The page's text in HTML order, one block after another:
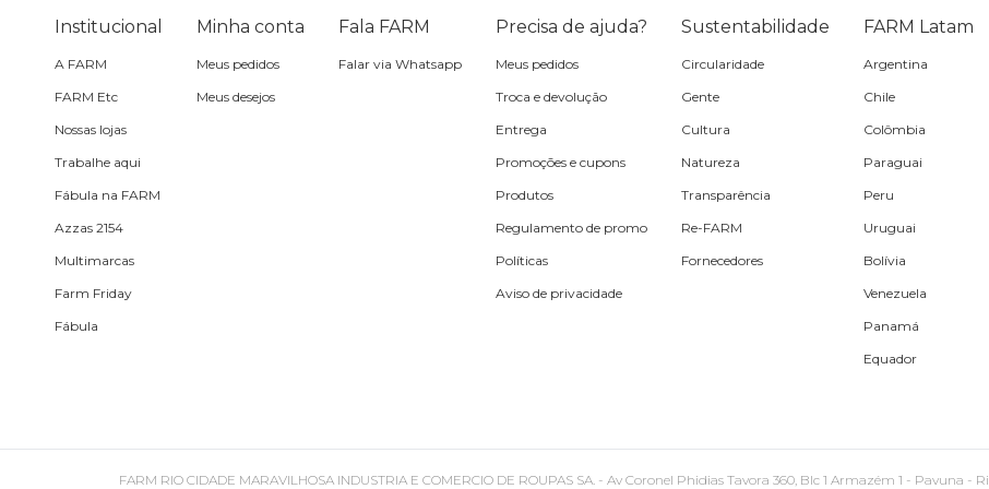
Pin e patch
Pochete
Institucional
A FARM
FARM Etc
Nossas lojas
Trabalhe aqui
Fábula na FARM
Azzas 2154
Multimarcas
Farm Friday
Fábula
Minha conta
Meus pedidos
Meus desejos
Fala FARM
Falar via Whatsapp
Precisa de ajuda?
Meus pedidos
Troca e devolução
Entrega
Promoções e cupons
Produtos
Regulamento de promo
Políticas
Aviso de privacidade
Sustentabilidade
Circularidade
Gente
Cultura
Natureza
Transparência
Re-FARM
Fornecedores
FARM Latam
Argentina
Chile
Colômbia
Paraguai
Peru
Uruguai
Bolívia
Venezuela
Panamá
Equador
FARM RIO CIDADE MARAVILHOSA INDUSTRIA E COMERCIO DE ROUPAS SA. - Av Coronel Phidias Tavora 360, Blc 1 Armazém 1 - Pavuna -